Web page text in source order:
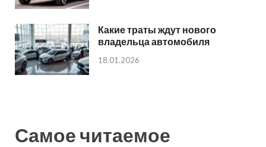
Какие траты ждут нового
владельца автомобиля
18.01.2026
Самое читаемое